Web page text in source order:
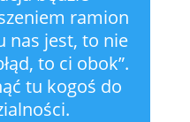
ramion
nas jest, to nie
to ci obok”.
tu kogoś do